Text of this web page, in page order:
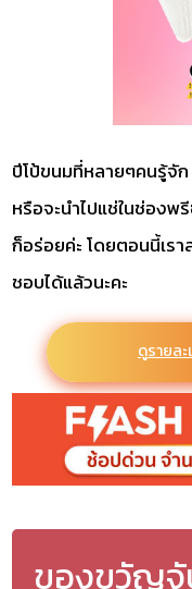
ปีโป้ขนมที่หลายๆคนรู้จั
หรือจะนำไปแช่ในช่อง
ก็อร่อยค่ะ โดยตอนนี้เร
ชอบได้แล้วนะคะ
ดูรายล
ของขวัญ